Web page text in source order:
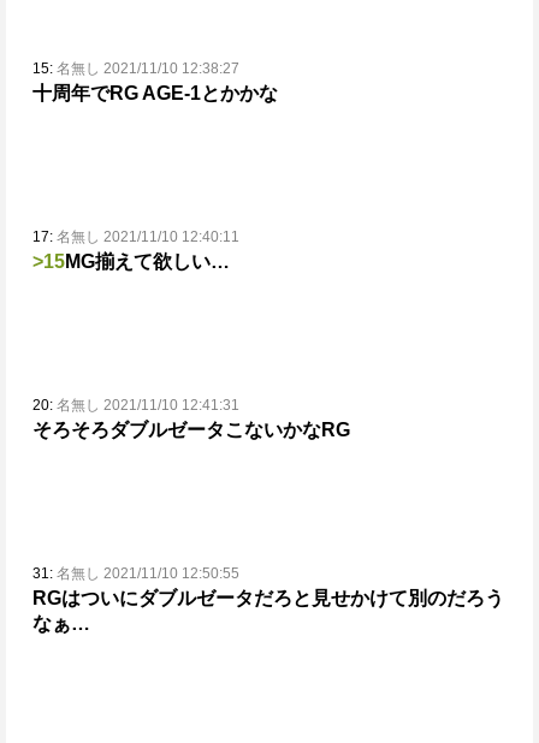
15: 名無し 2021/11/10 12:38:27
十周年でRG AGE-1とかかな
17: 名無し 2021/11/10 12:40:11
>15MG揃えて欲しい…
20: 名無し 2021/11/10 12:41:31
そろそろダブルゼータこないかなRG
31: 名無し 2021/11/10 12:50:55
RGはついにダブルゼータだろと見せかけて別のだろう
なぁ…